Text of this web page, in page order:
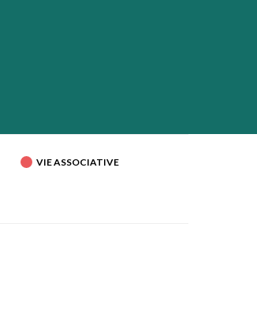
VIE ASSOCIATIVE